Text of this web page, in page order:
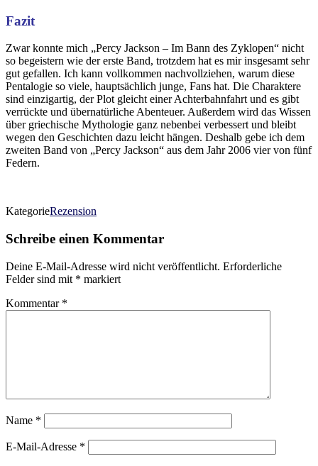
Fazit
Zwar konnte mich „Percy Jackson – Im Bann des Zyklopen“ nicht
so begeistern wie der erste Band, trotzdem hat es mir insgesamt sehr
gut gefallen. Ich kann vollkommen nachvollziehen, warum diese
Pentalogie so viele, hauptsächlich junge, Fans hat. Die Charaktere
sind einzigartig, der Plot gleicht einer Achterbahnfahrt und es gibt
verrückte und übernatürliche Abenteuer. Außerdem wird das Wissen
über griechische Mythologie ganz nebenbei verbessert und bleibt
wegen den Geschichten dazu leicht hängen. Deshalb gebe ich dem
zweiten Band von „Percy Jackson“ aus dem Jahr 2006 vier von fünf
Federn.
KategorieRezension
Schreibe einen Kommentar
Deine E-Mail-Adresse wird nicht veröffentlicht. Erforderliche
Felder sind mit * markiert
Kommentar *
Name *
E-Mail-Adresse *